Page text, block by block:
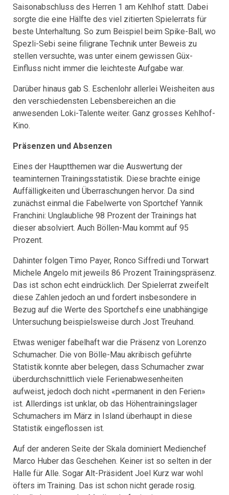
Saisonabschluss des Herren 1 am Kehlhof statt. Dabei
sorgte die eine Hälfte des viel zitierten Spielerrats für
beste Unterhaltung. So zum Beispiel beim Spike-Ball, wo
Spezli-Sebi seine filigrane Technik unter Beweis zu
stellen versuchte, was unter einem gewissen Güx-
Einfluss nicht immer die leichteste Aufgabe war.
Darüber hinaus gab S. Eschenlohr allerlei Weisheiten aus
den verschiedensten Lebensbereichen an die
anwesenden Loki-Talente weiter. Ganz grosses Kehlhof-
Kino.
Präsenzen und Absenzen
Eines der Hauptthemen war die Auswertung der
teaminternen Trainingsstatistik. Diese brachte einige
Auffälligkeiten und Überraschungen hervor. Da sind
zunächst einmal die Fabelwerte von Sportchef Yannik
Franchini: Unglaubliche 98 Prozent der Trainings hat
dieser absolviert. Auch Böllen-Mau kommt auf 95
Prozent.
Dahinter folgen Timo Payer, Ronco Siffredi und Torwart
Michele Angelo mit jeweils 86 Prozent Trainingspräsenz.
Das ist schon echt eindrücklich. Der Spielerrat zweifelt
diese Zahlen jedoch an und fordert insbesondere in
Bezug auf die Werte des Sportchefs eine unabhängige
Untersuchung beispielsweise durch Jost Treuhand.
Etwas weniger fabelhaft war die Präsenz von Lorenzo
Schumacher. Die von Bölle-Mau akribisch geführte
Statistik konnte aber belegen, dass Schumacher zwar
überdurchschnittlich viele Ferienabwesenheiten
aufweist, jedoch doch nicht «permanent in den Ferien»
ist. Allerdings ist unklar, ob das Höhentrainingslager
Schumachers im März in Island überhaupt in diese
Statistik eingeflossen ist.
Auf der anderen Seite der Skala dominiert Medienchef
Marco Huber das Geschehen. Keiner ist so selten in der
Halle für Alle. Sogar Alt-Präsident Joel Kurz war wohl
öfters im Training. Das ist schon nicht gerade rosig.